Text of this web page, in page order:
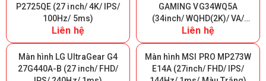
P2725QE (27 inch/ 4K/ IPS/
100Hz/ 5ms)
Liên hệ
GAMING VG34WQ5A
(34inch/ WQHD(2K)/ VA/
200Hz/ 0.5ms/ 1500R)
Liên hệ
Màn hình LG UltraGear G4
27G440A-B (27 inch/ FHD/
Màn hình MSI PRO MP273W
E14A (27inch/ FHD/ IPS/